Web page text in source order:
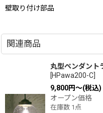
壁取り付け部品
関連商品
丸型ペンダント
[HPawa200-C]
9,800円～(税込)
オープン価格
在庫数 1点